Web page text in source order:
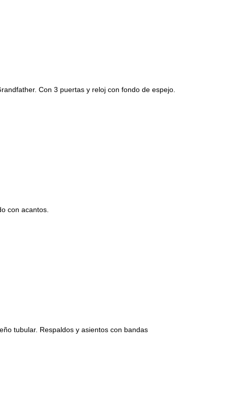
Con 3 puertas y reloj con fondo de espejo.
con acantos.
tubular. Respaldos y asientos con bandas